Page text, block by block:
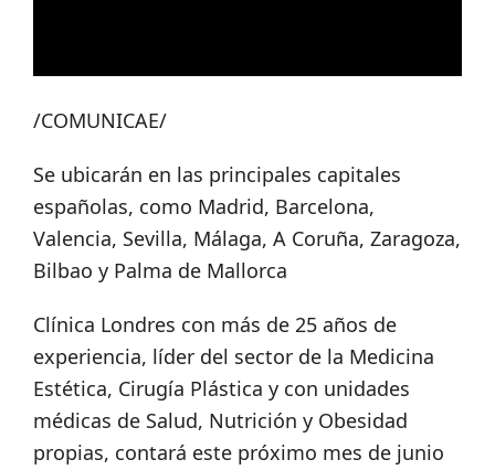
/COMUNICAE/
Se ubicarán en las principales capitales
españolas, como Madrid, Barcelona,
Valencia, Sevilla, Málaga, A Coruña, Zaragoza,
Bilbao y Palma de Mallorca
Clínica Londres con más de 25 años de
experiencia, líder del sector de la Medicina
Estética, Cirugía Plástica y con unidades
médicas de Salud, Nutrición y Obesidad
propias, contará este próximo mes de junio